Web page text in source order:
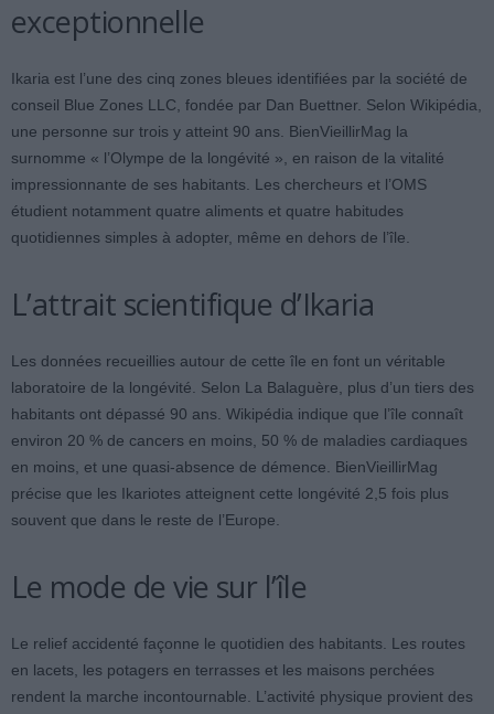
exceptionnelle
Ikaria est l’une des cinq zones bleues identifiées par la société de
conseil Blue Zones LLC, fondée par Dan Buettner. Selon Wikipédia,
une personne sur trois y atteint 90 ans. BienVieillirMag la
surnomme « l’Olympe de la longévité », en raison de la vitalité
impressionnante de ses habitants. Les chercheurs et l’OMS
étudient notamment quatre aliments et quatre habitudes
quotidiennes simples à adopter, même en dehors de l’île.
L’attrait scientifique d’Ikaria
Les données recueillies autour de cette île en font un véritable
laboratoire de la longévité. Selon La Balaguère, plus d’un tiers des
habitants ont dépassé 90 ans. Wikipédia indique que l’île connaît
environ 20 % de cancers en moins, 50 % de maladies cardiaques
en moins, et une quasi-absence de démence. BienVieillirMag
précise que les Ikariotes atteignent cette longévité 2,5 fois plus
souvent que dans le reste de l’Europe.
Le mode de vie sur l’île
Le relief accidenté façonne le quotidien des habitants. Les routes
en lacets, les potagers en terrasses et les maisons perchées
rendent la marche incontournable. L’activité physique provient des